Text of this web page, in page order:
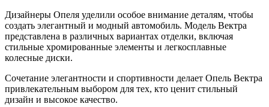
Дизайнеры Опеля уделили особое внимание деталям, чтобы
создать элегантный и модный автомобиль. Модель Вектра
представлена в различных вариантах отделки, включая
стильные хромированные элементы и легкосплавные
колесные диски.
Сочетание элегантности и спортивности делает Опель Вектра
привлекательным выбором для тех, кто ценит стильный
дизайн и высокое качество.